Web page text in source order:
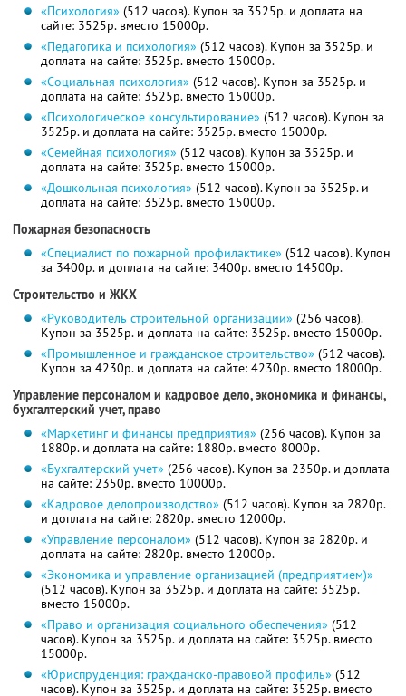
«Психология» (512 часов). Купон за 3525р. и доплата на
сайте: 3525р. вместо 15000р.
«Педагогика и психология» (512 часов). Купон за 3525р. и
доплата на сайте: 3525р. вместо 15000р.
«Социальная психология» (512 часов). Купон за 3525р. и
доплата на сайте: 3525р. вместо 15000р.
«Психологическое консультирование» (512 часов). Купон за
3525р. и доплата на сайте: 3525р. вместо 15000р.
«Семейная психология» (512 часов). Купон за 3525р. и
доплата на сайте: 3525р. вместо 15000р.
«Дошкольная психология» (512 часов). Купон за 3525р. и
доплата на сайте: 3525р. вместо 15000р.
Пожарная безопасность
«Специалист по пожарной профилактике» (512 часов). Купон
за 3400р. и доплата на сайте: 3400р. вместо 14500р.
Строительство и ЖКХ
«Руководитель строительной организации» (256 часов).
Купон за 3525р. и доплата на сайте: 3525р. вместо 15000р.
«Промышленное и гражданское строительство» (512 часов).
Купон за 4230р. и доплата на сайте: 4230р. вместо 18000р.
Управление персоналом и кадровое дело, экономика и финансы,
бухгалтерский учет, право
«Маркетинг и финансы предприятия» (256 часов). Купон за
1880р. и доплата на сайте: 1880р. вместо 8000р.
«Бухгалтерский учет» (256 часов). Купон за 2350р. и доплата
на сайте: 2350р. вместо 10000р.
«Кадровое делопроизводство» (512 часов). Купон за 2820р.
и доплата на сайте: 2820р. вместо 12000р.
«Управление персоналом» (512 часов). Купон за 2820р. и
доплата на сайте: 2820р. вместо 12000р.
«Экономика и управление организацией (предприятием)»
(512 часов). Купон за 3525р. и доплата на сайте: 3525р.
вместо 15000р.
«Право и организация социального обеспечения» (512
часов). Купон за 3525р. и доплата на сайте: 3525р. вместо
15000р.
«Юриспруденция: гражданско-правовой профиль» (512
часов). Купон за 3525р. и доплата на сайте: 3525р. вместо